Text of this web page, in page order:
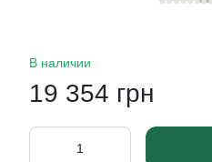
В наличии
19 354 грн